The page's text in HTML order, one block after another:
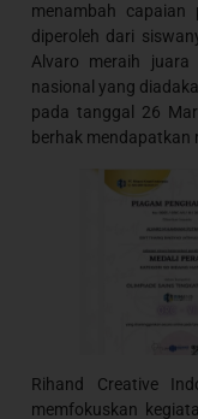
menambah
diperoleh dari
Alvaro meraih
nasional yang
pada tanggal 26
berhak mendapatkan
Rihand Creative
memfokuskan